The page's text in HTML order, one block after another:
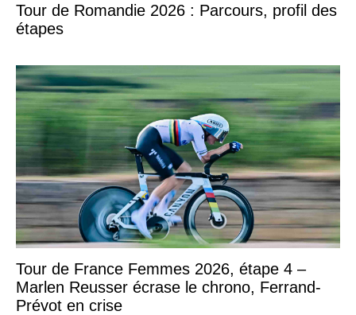
Tour de Romandie 2026 : Parcours, profil des
étapes
Tour de France Femmes 2026, étape 4 –
Marlen Reusser écrase le chrono, Ferrand-
Prévot en crise